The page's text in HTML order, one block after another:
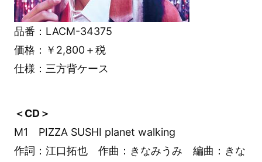
品番：LACM-34375
価格：￥2,800＋税
仕様：三方背ケース
＜CD＞
M1 PIZZA SUSHI planet walking
作詞：江口拓也 作曲：きなみうみ 編曲：きな